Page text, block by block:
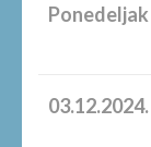
Ponedeljak
03.12.2024.